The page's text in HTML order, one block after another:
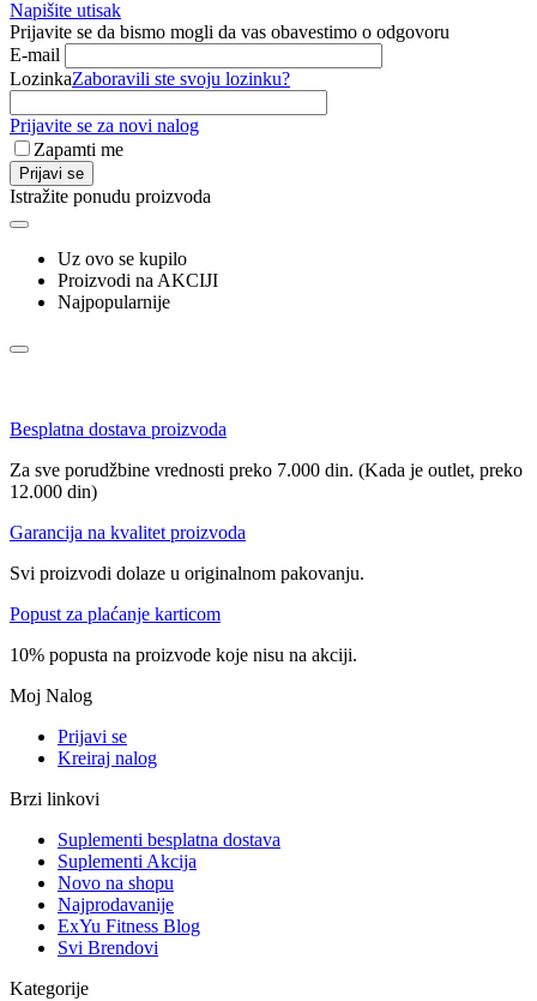
Napišite utisak
Prijavite se da bismo mogli da vas obavestimo o odgovoru
E-mail
LozinkaZaboravili ste svoju lozinku?
Prijavite se za novi nalog
Zapamti me
Prijavi se
Istražite ponudu proizvoda
Uz ovo se kupilo
Proizvodi na AKCIJI
Najpopularnije
Besplatna dostava proizvoda
Za sve porudžbine vrednosti preko 7.000 din. (Kada je outlet, preko
12.000 din)
Garancija na kvalitet proizvoda
Svi proizvodi dolaze u originalnom pakovanju.
Popust za plaćanje karticom
10% popusta na proizvode koje nisu na akciji.
Moj Nalog
Prijavi se
Kreiraj nalog
Brzi linkovi
Suplementi besplatna dostava
Suplementi Akcija
Novo na shopu
Najprodavanije
ExYu Fitness Blog
Svi Brendovi
Kategorije